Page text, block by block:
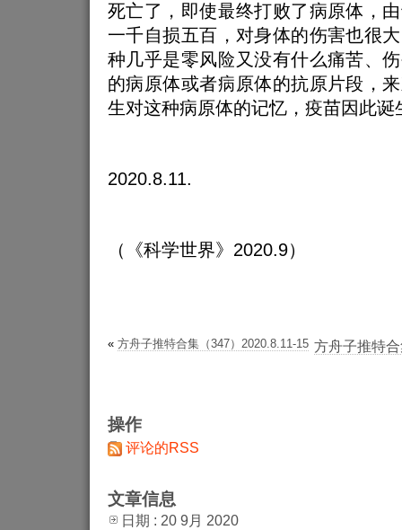
死亡了，即使最终打败了病原体，
一千自损五百，对身体的伤害也很
种几乎是零风险又没有什么痛苦、
的病原体或者病原体的抗原片段，
生对这种病原体的记忆，疫苗因此诞
2020.8.11.
（《科学世界》2020.9）
« 方舟子推特合集（347）2020.8.11-15 方舟子推特
操作
评论的RSS
文章信息
日期 : 20 9月 2020